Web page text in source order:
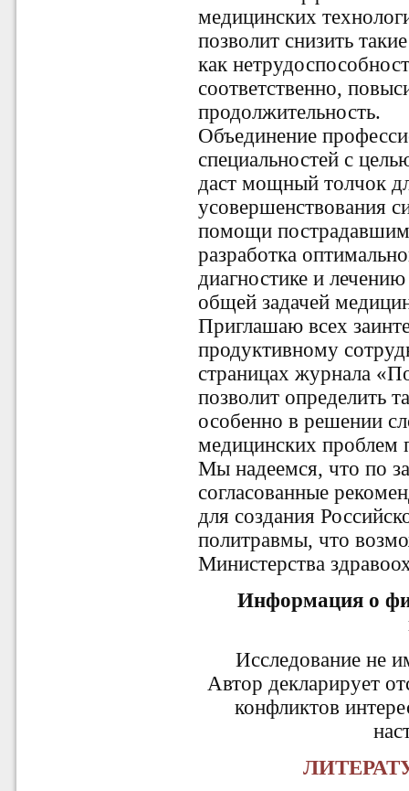
медицинских
позволит снизить
как
соответственно,
продолжительность.
Объединение
специальностей с
даст мощный толчок
усовершенствования
помощи пострадавшим
разработка
диагностике и
общей задачей
Приглашаю всех
продуктивному
страницах журнала
позволит определить
особенно в решении
медицинских проблем
Мы надеемся, что по
согласованные
для создания
политравмы, что
Министерства
Информация о
Исследование не
Автор декларирует
конфликтов